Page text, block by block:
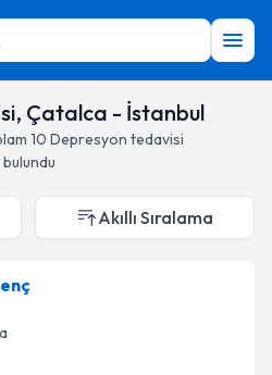
Çatalca - İstanbul
10 Depresyon tedavisi
Akıllı Sıralama